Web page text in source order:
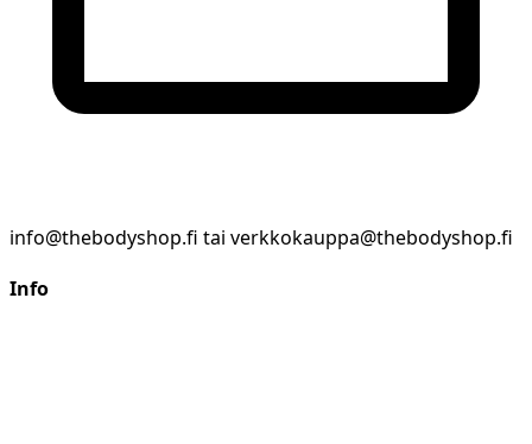
info@thebodyshop.fi tai verkkokauppa@thebodyshop.fi
Info